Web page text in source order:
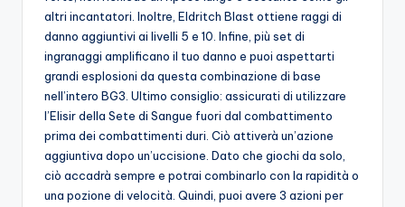
altri incantatori. Inoltre, Eldritch Blast ottiene raggi di
danno aggiuntivi ai livelli 5 e 10. Infine, più set di
ingranaggi amplificano il tuo danno e puoi aspettarti
grandi esplosioni da questa combinazione di base
nell’intero BG3. Ultimo consiglio: assicurati di utilizzare
l’Elisir della Sete di Sangue fuori dal combattimento
prima dei combattimenti duri. Ciò attiverà un’azione
aggiuntiva dopo un’uccisione. Dato che giochi da solo,
ciò accadrà sempre e potrai combinarlo con la rapidità o
una pozione di velocità. Quindi, puoi avere 3 azioni per